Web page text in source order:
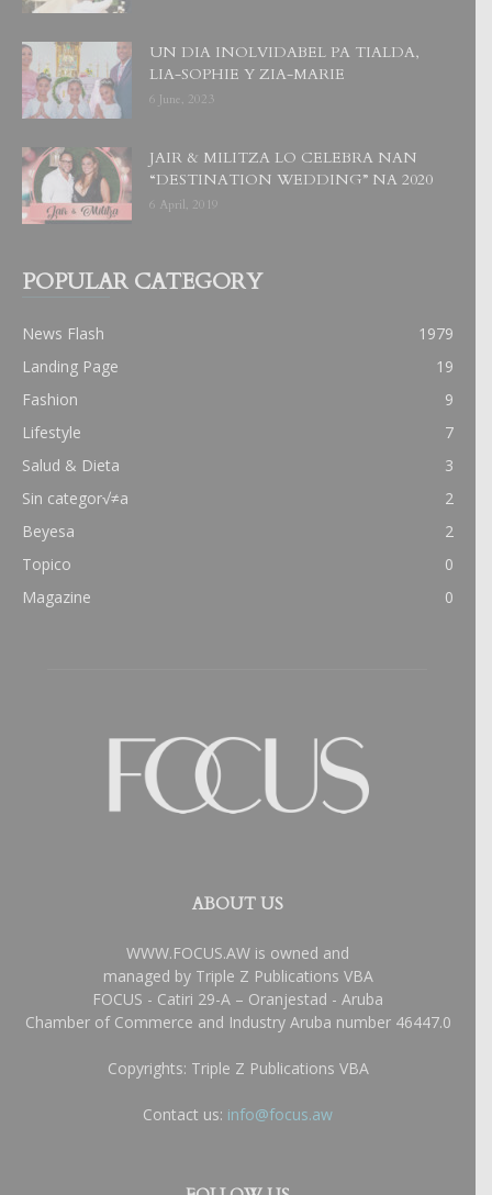
UN DIA INOLVIDABEL PA TIALDA,
LIA-SOPHIE Y ZIA-MARIE
6 June, 2023
JAIR & MILITZA LO CELEBRA NAN
“DESTINATION WEDDING” NA 2020
6 April, 2019
POPULAR CATEGORY
News Flash
1979
Landing Page
19
Fashion
9
Lifestyle
7
Salud & Dieta
3
Sin categor√≠a
2
Beyesa
2
Topico
0
Magazine
0
ABOUT US
WWW.FOCUS.AW is owned and
managed by Triple Z Publications VBA
FOCUS - Catiri 29-A – Oranjestad - Aruba
Chamber of Commerce and Industry Aruba number 46447.0
Copyrights: Triple Z Publications VBA
Contact us: info@focus.aw